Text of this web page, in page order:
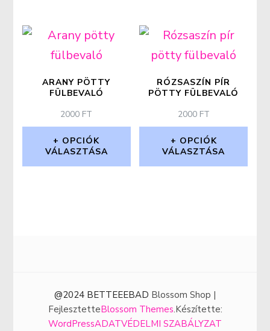
terméknek
több
variációja
A
változatok
a
ARANY PÖTTY
FÜLBEVALÓ
2000 FT
OPCIÓK
VÁLASZTÁSA
A
változatok
RÓZSASZÍN PÍR
PÖTTY FÜLBEVALÓ
2000 FT
OPCIÓK
VÁLASZTÁSA
A
változatok
@2024 BETTEEEBAD Blossom Shop |
FejlesztetteBlossom Themes.Készítette:
WordPressADATVÉDELMI SZABÁLYZAT